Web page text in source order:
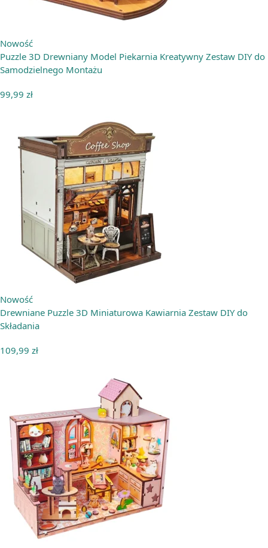
Nowość
Puzzle 3D Drewniany Model Piekarnia Kreatywny Zestaw DIY do
Samodzielnego Montażu
99,99 zł
Nowość
Drewniane Puzzle 3D Miniaturowa Kawiarnia Zestaw DIY do
Składania
109,99 zł